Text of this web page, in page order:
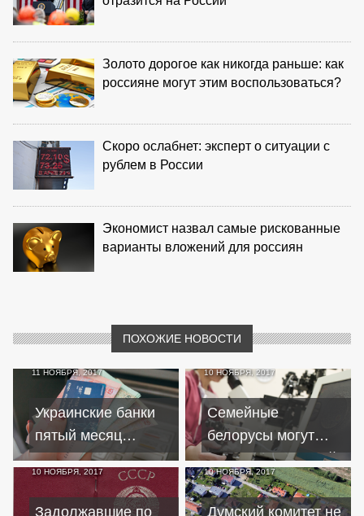
Золото дорогое как никогда раньше: как
россияне могут этим воспользоваться?
Скоро ослабнет: эксперт о ситуации с
рублем в России
Экономист назвал самые рискованные
варианты вложений для россиян
ПОХОЖИЕ НОВОСТИ
11 НОЯБРЯ, 2017
Украинские банки
пятый месяц
подряд
активизируют
выдачу кредитов
10 НОЯБРЯ, 2017
Семейные
белорусы могут
получить льготный
кредит на оплату
ЭКО
10 НОЯБРЯ, 2017
Задолжавшие по
10 НОЯБРЯ, 2017
Думский комитет не